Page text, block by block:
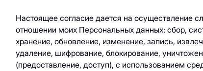
Настоящее согласие дается на осуществление
отношении моих Персональных данных: сбор,
хранение, обновление, изменение, запись,
удаление, шифрование, блокирование,
(предоставление, доступ), с использованием